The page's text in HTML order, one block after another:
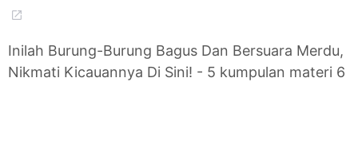
Inilah Burung-Burung Bagus Dan Bersuara Merdu,
Nikmati Kicauannya Di Sini! - 5 kumpulan materi 6